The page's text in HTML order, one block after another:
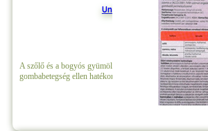
Universalis Gombaölő
A szőlő és a bogyós gyümölcsök szisztemikus szere,
gombabetegség ellen hatékony.
Részletek